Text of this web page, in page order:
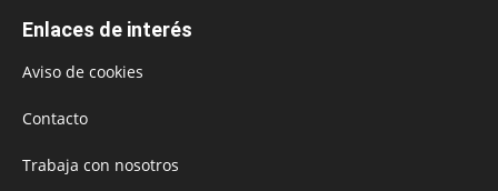
Enlaces de interés
Aviso de cookies
Contacto
Trabaja con nosotros